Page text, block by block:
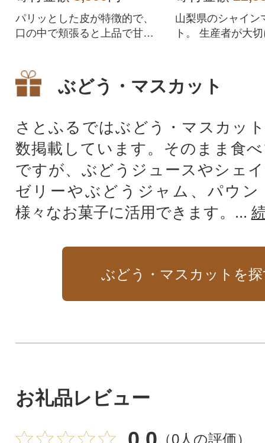
パリッとした皮が特徴的で、
口の中で頬張ると上品で甘み
山梨県のシャイン
ト。 生産者が大
ぶどう・マスカット
さとふるではぶどう・マスカッ
数掲載しています。そのまま食
ですが、ぶどうジュースやシェ
ゼリーやぶどうジャム、パウン
様々なお菓子に活用できます。...
ぶどう・マスカットを
お礼品レビュー
（0人の評価）